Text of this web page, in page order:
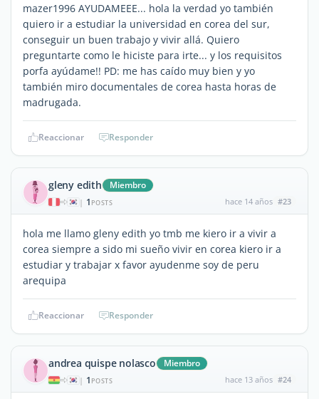
mazer1996 AYUDAMEEE... hola la verdad yo también
quiero ir a estudiar la universidad en corea del sur,
conseguir un buen trabajo y vivir allá. Quiero
preguntarte como le hiciste para irte... y los requisitos
porfa ayúdame!! PD: me has caído muy bien y yo
también miro documentales de corea hasta horas de
madrugada.
Reaccionar Responder
gleny edith Miembro
| 1 POSTS hace 14 años #23
hola me llamo gleny edith yo tmb me kiero ir a vivir a
corea siempre a sido mi sueño vivir en corea kiero ir a
estudiar y trabajar x favor ayudenme soy de peru
arequipa
Reaccionar Responder
andrea quispe nolasco Miembro
| 1 POSTS hace 13 años #24